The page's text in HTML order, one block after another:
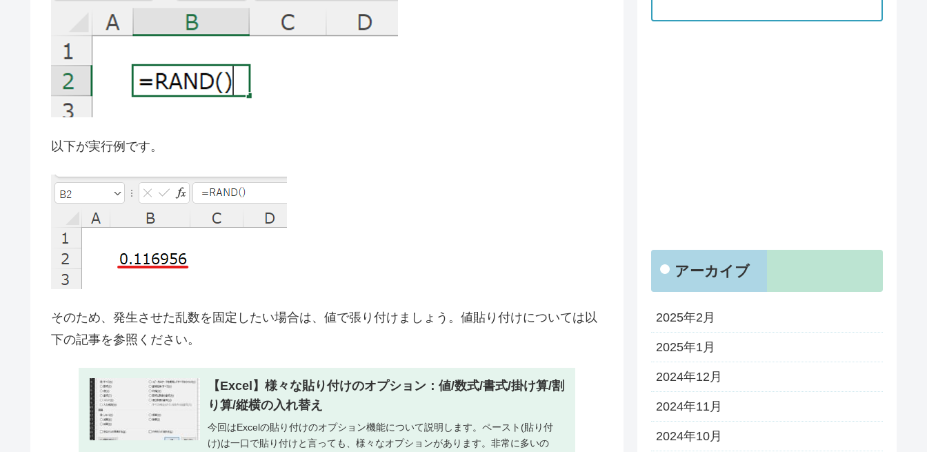
以下が実行例です。
そのため、発生させた乱数を固定したい場合は、値で張り付けましょう。値貼り付けについては以
下の記事を参照ください。
【Excel】様々な貼り付けのオプション：値/数式/書式/掛け算/割
り算/縦横の入れ替え
今回はExcelの貼り付けのオプション機能について説明します。ペースト(貼り付
け)は一口で貼り付けと言っても、様々なオプションがあります。非常に多いの
アーカイブ
2025年2月
2025年1月
2024年12月
2024年11月
2024年10月